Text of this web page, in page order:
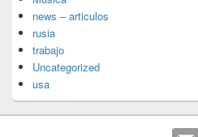
news – articulos
rusia
trabajo
Uncategorized
usa